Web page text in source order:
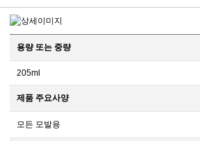
용량 또는 중량
205ml
제품 주요사양
모든 모발용